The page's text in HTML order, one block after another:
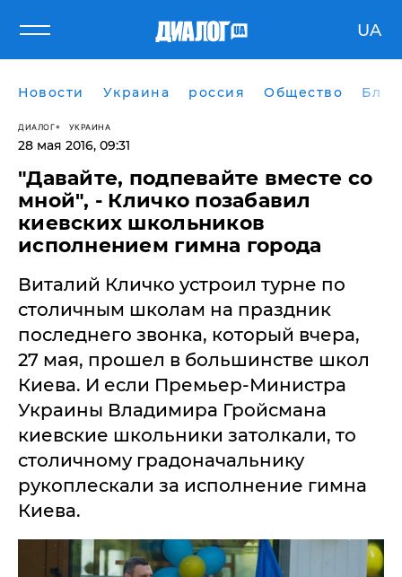
UA
Новости Украина россия Общество
ДИАЛОГ УКРАИНА
28 мая 2016, 09:31
"Давайте, подпевайте вместе со
мной", - Кличко позабавил
киевских школьников
исполнением гимна города
Виталий Кличко устроил турне по
столичным школам на праздник
последнего звонка, который вчера,
27 мая, прошел в большинстве школ
Киева. И если Премьер-Министра
Украины Владимира Гройсмана
киевские школьники затолкали, то
столичному градоначальнику
рукоплескали за исполнение гимна
Киева.